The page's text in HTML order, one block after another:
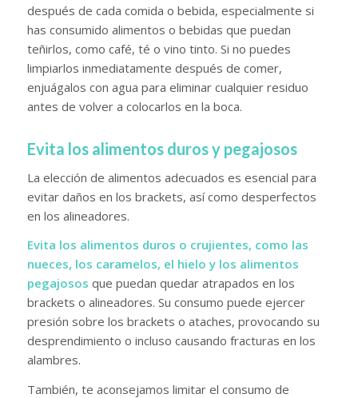
después de cada comida o bebida, especialmente si
has consumido alimentos o bebidas que puedan
teñirlos, como café, té o vino tinto. Si no puedes
limpiarlos inmediatamente después de comer,
enjuágalos con agua para eliminar cualquier residuo
antes de volver a colocarlos en la boca.
Evita los alimentos duros y pegajosos
La elección de alimentos adecuados es esencial para
evitar daños en los brackets, así como desperfectos
en los alineadores.
Evita los alimentos duros o crujientes, como las
nueces, los caramelos, el hielo y los alimentos
pegajosos que puedan quedar atrapados en los
brackets o alineadores. Su consumo puede ejercer
presión sobre los brackets o ataches, provocando su
desprendimiento o incluso causando fracturas en los
alambres.
También, te aconsejamos limitar el consumo de